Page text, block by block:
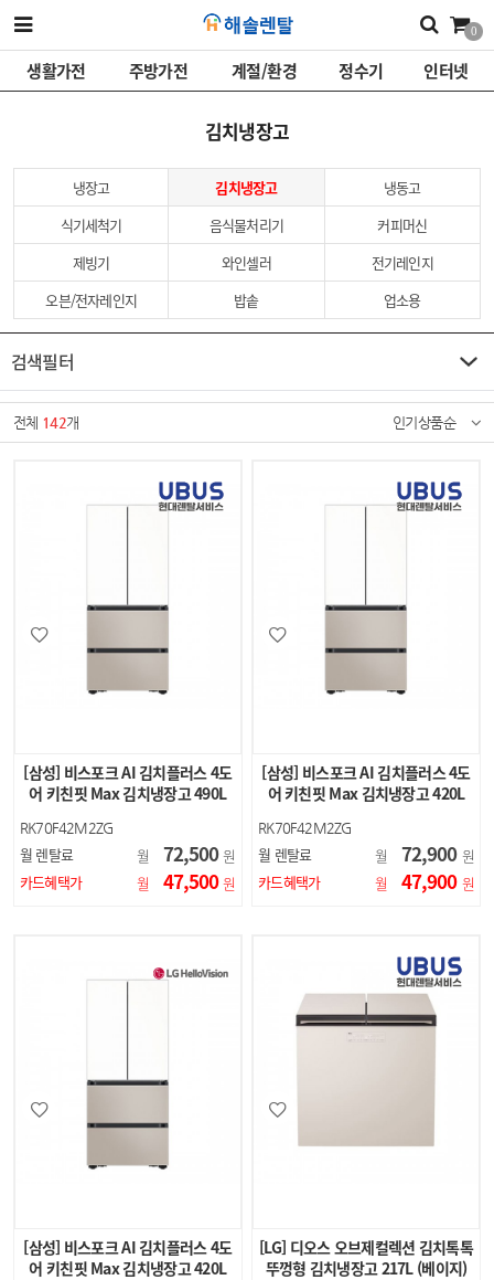
0
생활가전 주방가전 계절/환경 정수기 인터넷
김치냉장고
냉장고 김치냉장고
냉동고
식기세척기
음식물처리기
커피머신
제빙기
와인셀러
전기레인지
오븐/전자레인지
밥솥 업소용
검색필터
전체 142개 인기상품순
[삼성] 비스포크 AI 김치플러스 4도
어 키친핏 Max 김치냉장고 490L
RK70F42M2ZG
월 렌탈료 월 72,500 원
카드혜택가
월 47,500 원
[삼성] 비스포크 AI 김치플러스 4도
어 키친핏 Max 김치냉장고 420L
RK70F42M2ZG
월 렌탈료 월 72,900 원
카드혜택가
월 47,900 원
[삼성] 비스포크 AI 김치플러스 4도
어 키친핏 Max 김치냉장고 420L
[LG] 디오스 오브제컬렉션 김치톡톡
뚜껑형 김치냉장고 217L (베이지)